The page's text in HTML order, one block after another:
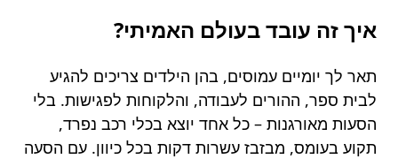
איך זה עובד בעולם האמיתי?
תאר לך יומיים עמוסים, בהן הילדים צריכים להגיע
לבית ספר, ההורים לעבודה, והלקוחות לפגישות. בלי
הסעות מאורגנות – כל אחד יוצא בכלי רכב נפרד,
תקוע בעומס, מבזבז עשרות דקות בכל כיוון. עם הסעה